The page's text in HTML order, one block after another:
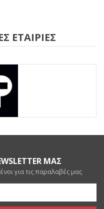
ΕΤΑΙΡΙΕΣ
ΜΑΣ
για τις παραλαβές μας